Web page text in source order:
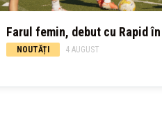
Farul femin, debut cu Rapid
NOUTĂȚI 4 AUGUST